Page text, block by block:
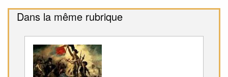
Dans la même rubrique